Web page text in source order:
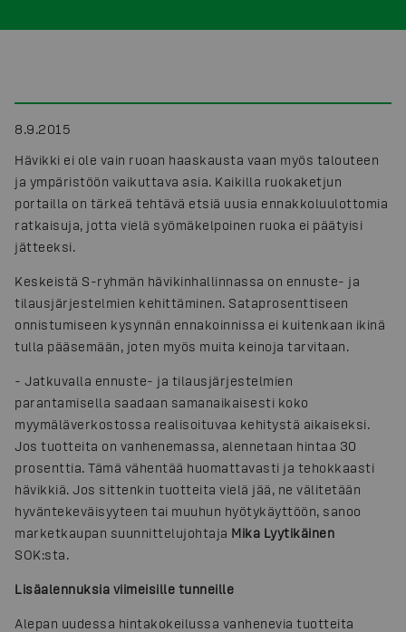
8.9.2015
Hävikki ei ole vain ruoan haaskausta vaan myös talouteen
ja ympäristöön vaikuttava asia. Kaikilla ruokaketjun
portailla on tärkeä tehtävä etsiä uusia ennakkoluulottomia
ratkaisuja, jotta vielä syömäkelpoinen ruoka ei päätyisi
jätteeksi.
Keskeistä S-ryhmän hävikinhallinnassa on ennuste- ja
tilausjärjestelmien kehittäminen. Sataprosenttiseen
onnistumiseen kysynnän ennakoinnissa ei kuitenkaan ikinä
tulla pääsemään, joten myös muita keinoja tarvitaan.
- Jatkuvalla ennuste- ja tilausjärjestelmien
parantamisella saadaan samanaikaisesti koko
myymäläverkostossa realisoituvaa kehitystä aikaiseksi.
Jos tuotteita on vanhenemassa, alennetaan hintaa 30
prosenttia. Tämä vähentää huomattavasti ja tehokkaasti
hävikkiä. Jos sittenkin tuotteita vielä jää, ne välitetään
hyväntekeväisyyteen tai muuhun hyötykäyttöön, sanoo
marketkaupan suunnittelujohtaja Mika Lyytikäinen
SOK:sta.
Lisäalennuksia viimeisille tunneille
Alepan uudessa hintakokeilussa vanhenevia tuotteita